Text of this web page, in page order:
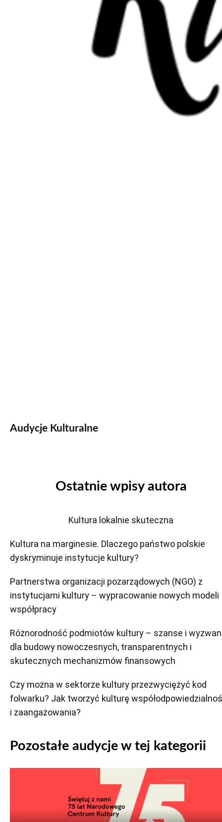
Audycje Kulturalne
Ostatnie wpisy autora
Kultura lokalnie skuteczna
Kultura na marginesie. Dlaczego państwo polskie
dyskryminuje instytucje kultury?
Partnerstwa organizacji pozarządowych (NGO) z
instytucjami kultury – wypracowanie nowych modeli
współpracy
Różnorodność podmiotów kultury – szanse i
dla budowy nowoczesnych, transparentnych i
skutecznych mechanizmów finansowych
Czy można w sektorze kultury przezwyciężyć kod
folwarku? Jak tworzyć kulturę
i zaangażowania?
Pozostałe audycje w tej kategorii